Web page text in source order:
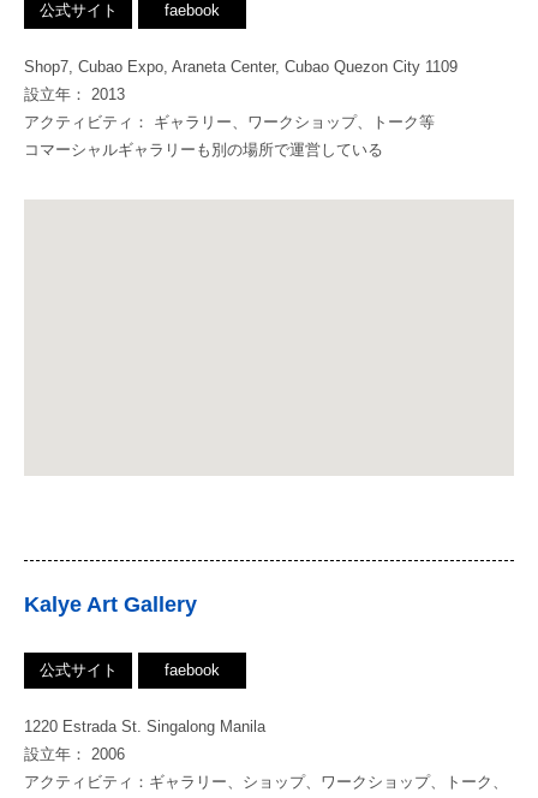
公式サイト faebook
Shop7, Cubao Expo, Araneta Center, Cubao Quezon City 1109
設立年： 2013
アクティビティ： ギャラリー、ワークショップ、トーク等
コマーシャルギャラリーも別の場所で運営している
Kalye Art Gallery
公式サイト faebook
1220 Estrada St. Singalong Manila
設立年： 2006
アクティビティ：ギャラリー、ショップ、ワークショップ、トーク、